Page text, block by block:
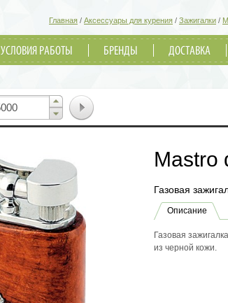
Главная / Аксессуары для курения / Зажигалки /
УСЛОВИЯ РАБОТЫ БРЕНДЫ ДОСТАВКА
Mastro
Газовая
Описание
Газовая
из черной кожи.